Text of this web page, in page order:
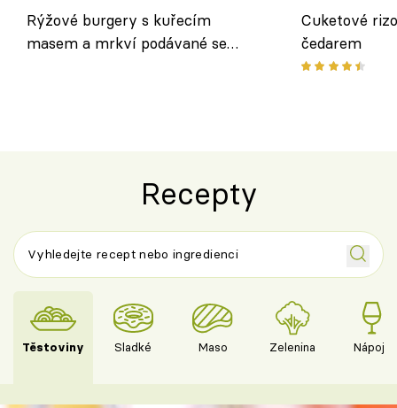
Rýžové burgery s kuřecím
masem a mrkví podávané se
Cuketové
čedarem
Recepty
Těstoviny Sladké Maso Zelenina Nápoje